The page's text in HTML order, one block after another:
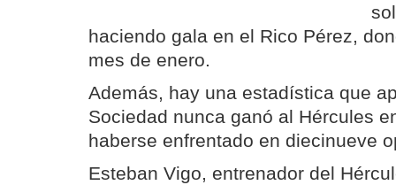
haciendo gala en el Rico Pérez,
mes de enero.
Además, hay una estadística que
Sociedad nunca ganó al Hércules
haberse enfrentado en diecinueve
Esteban Vigo, entrenador del